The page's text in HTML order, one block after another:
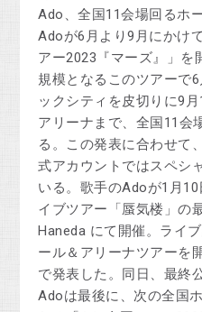
Ado、全国11会場回るホ
Adoが6月より9月にかけ
アー2023『マーズ』」を
規模となるこのツアーで
ックシティを皮切りに9
アリーナまで、全国11会
る。この発表に合わせて
式アカウントではスペシ
いる。歌手のAdoが1月
イブツアー「蜃気楼」の
Haneda にて開催。ライ
ール＆アリーナツアーを
で発表した。同日、最終
Adoは最後に、次の全国